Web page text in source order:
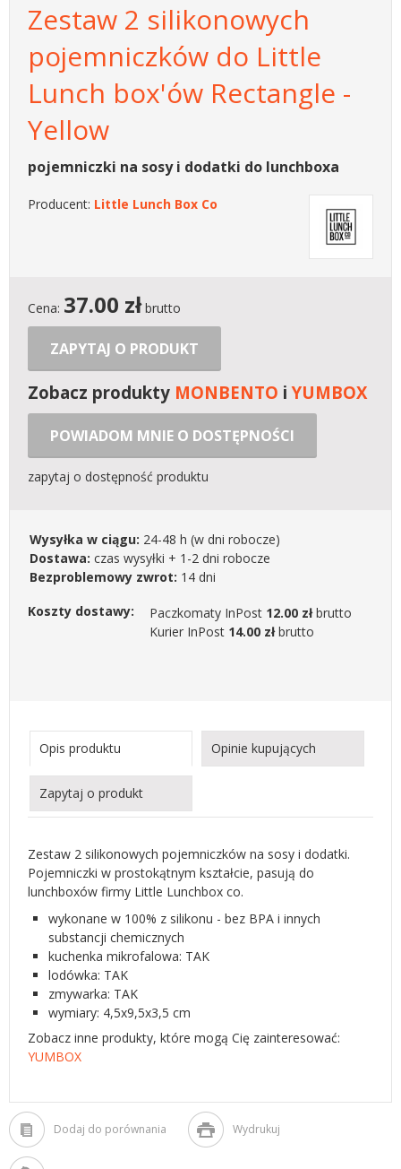
Zestaw 2 silikonowych
pojemniczków do Little
Lunch box'ów Rectangle -
Yellow
pojemniczki na sosy i dodatki do lunchboxa
Producent: Little Lunch Box Co
Cena: 37.00 złbrutto
ZAPYTAJ O PRODUKT
Zobacz produkty MONBENTO iYUMBOX
POWIADOM MNIE O DOSTĘPNOŚCI
zapytaj o dostępność produktu
Wysyłka w ciągu: 24-48 h (w dni robocze)
Dostawa: czas wysyłki + 1-2 dni robocze
Bezproblemowy zwrot: 14 dni
Koszty dostawy:
Paczkomaty InPost 12.00 złbrutto
Kurier InPost 14.00 złbrutto
Opis produktu Opinie kupujących
Zapytaj o produkt
Zestaw 2 silikonowych pojemniczków na sosy i dodatki.
Pojemniczki w prostokątnym kształcie, pasują do
lunchboxów firmy Little Lunchbox co.
wykonane w 100% z silikonu - bez BPA i innych
substancji chemicznych
kuchenka mikrofalowa: TAK
lodówka: TAK
zmywarka: TAK
wymiary: 4,5x9,5x3,5 cm
Zobacz inne produkty, które mogą Cię zainteresować:
YUMBOX
Dodaj do porównania Wydrukuj